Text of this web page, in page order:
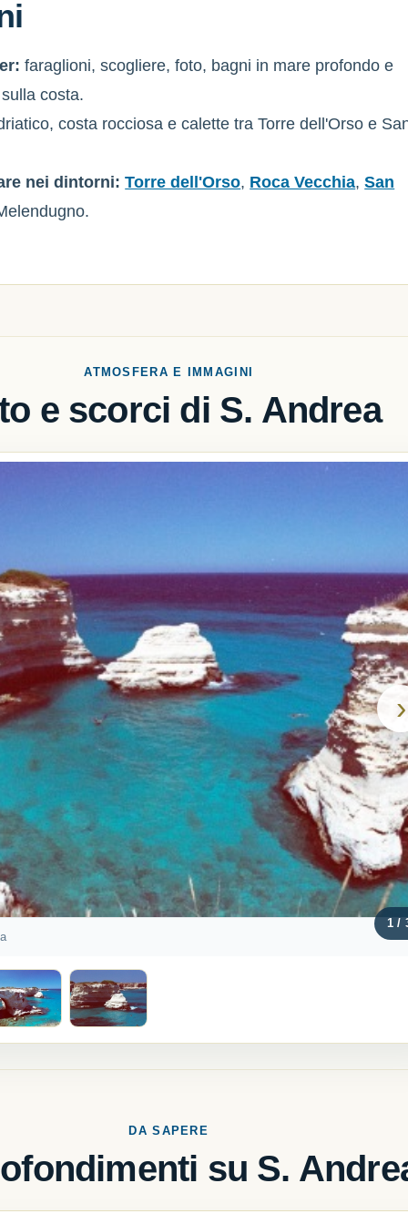
faraglioni, scogliere, foto, bagni in mare profondo e
costa.
costa rocciosa e calette tra Torre dell'Orso e
nei dintorni: Torre dell'Orso, Roca Vecchia,San
ATMOSFERA E IMMAGINI
e scorci di S. Andrea
›
1 /
DA SAPERE
su S.